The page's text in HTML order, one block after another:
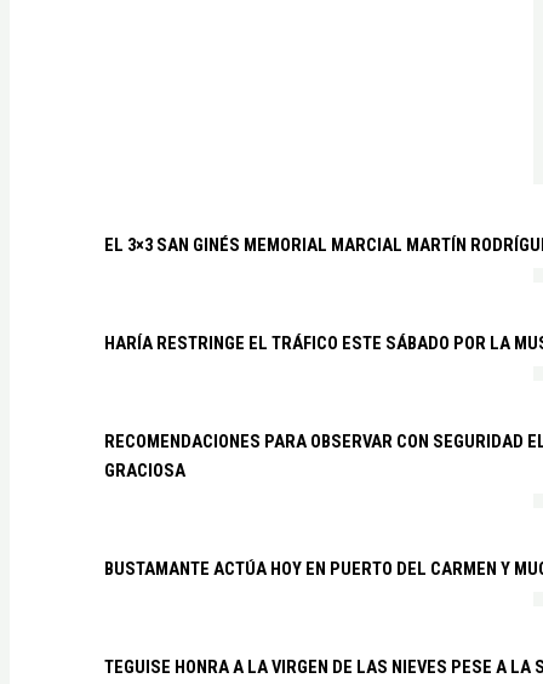
EL 3×3 SAN GINÉS MEMORIAL MARCIAL MARTÍN
HARÍA RESTRINGE EL TRÁFICO ESTE SÁBADO POR LA
RECOMENDACIONES PARA OBSERVAR CON SEGURIDAD
GRACIOSA
BUSTAMANTE ACTÚA HOY EN PUERTO DEL CARMEN Y
TEGUISE HONRA A LA VIRGEN DE LAS NIEVES PESE A LA